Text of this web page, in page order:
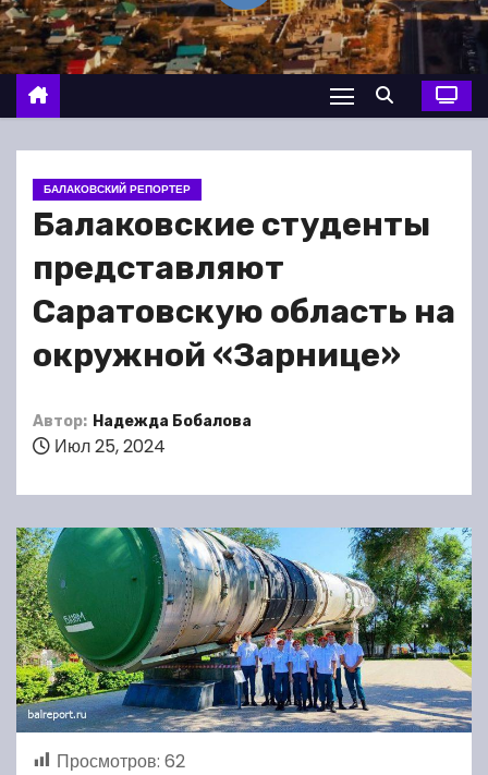
о
м
у
БАЛАКОВСКИЙ РЕПОРТЕР
Балаковские студенты
представляют
Саратовскую область на
окружной «Зарнице»
Автор: Надежда Бобалова
Июл 25, 2024
Просмотров: 62